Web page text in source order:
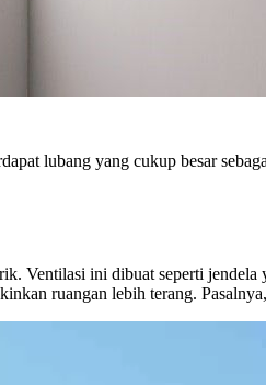
lubang yang cukup besar
Ventilasi ini dibuat seperti
ruangan lebih terang.